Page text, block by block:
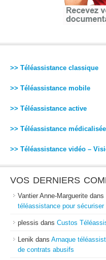
>> Téléassistance classique
>> Téléassistance mobile
>> Téléassistance active
>> Téléassistance
>> Téléassistance vidéo –
VOS DERNIERS
Vantier Anne-Marguerite dans
téléassistance pour
plessis dans Custos
Lenik dans Arnaque
de contrats abusifs